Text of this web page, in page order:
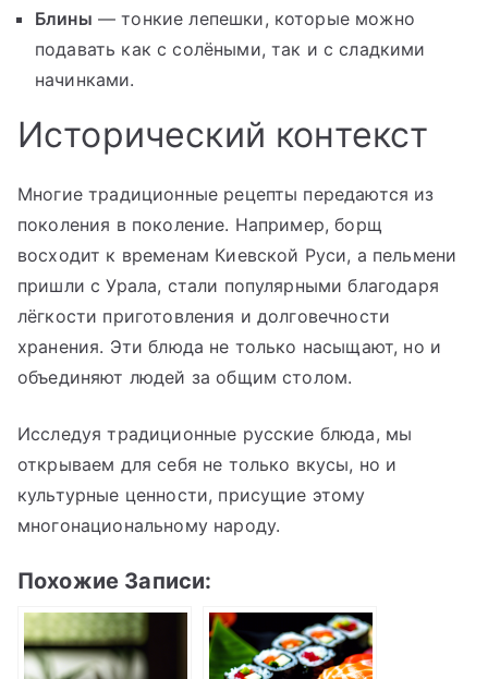
Блины — тонкие лепешки, которые можно
подавать как с солёными, так и с сладкими
начинками.
Исторический контекст
Многие традиционные рецепты передаются из
поколения в поколение. Например, борщ
восходит к временам Киевской Руси, а пельмени
пришли с Урала, стали популярными благодаря
лёгкости приготовления и долговечности
хранения. Эти блюда не только насыщают, но и
объединяют людей за общим столом.
Исследуя традиционные русские блюда, мы
открываем для себя не только вкусы, но и
культурные ценности, присущие этому
многонациональному народу.
Похожие Записи: